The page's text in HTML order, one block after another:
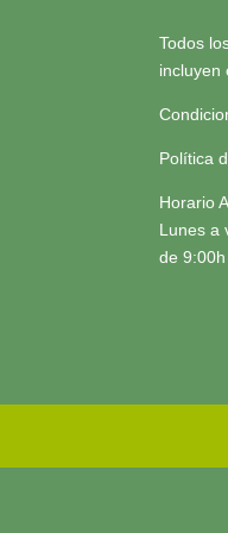
Todos
incluyen
Política
Horario
Lunes a
de